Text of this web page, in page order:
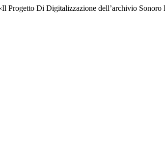
Progetto Di Digitalizzazione dell’archivio Sonoro